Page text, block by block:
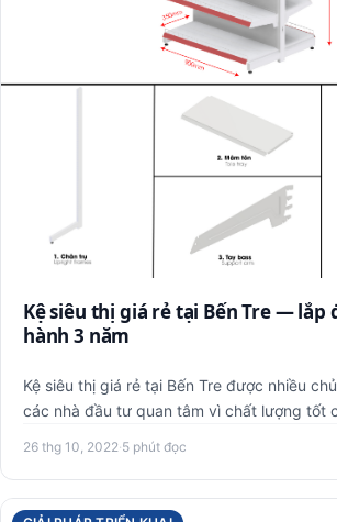
Kệ siêu thị giá rẻ tại Bến Tre — lắp
hành 3 năm
Kệ siêu thị giá rẻ tại Bến Tre được nhiều
các nhà đầu tư quan tâm vì chất lượng tốt
26 thg 10, 2022·5 phút đọc